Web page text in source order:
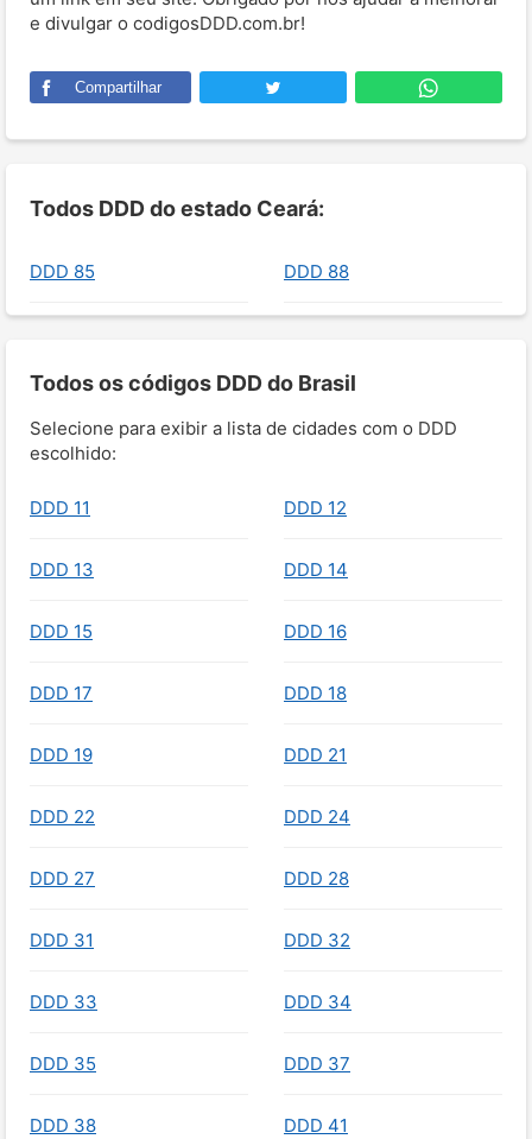
e divulgar o codigosDDD.com.br!
Compartilhar
Todos DDD do estado Ceará:
DDD 85 DDD 88
Todos os códigos DDD do Brasil
Selecione para exibir a lista de cidades com o DDD
escolhido:
DDD 11 DDD 12
DDD 13 DDD 14
DDD 15 DDD 16
DDD 17 DDD 18
DDD 19 DDD 21
DDD 22 DDD 24
DDD 27 DDD 28
DDD 31 DDD 32
DDD 33 DDD 34
DDD 35 DDD 37
DDD 38 DDD 41